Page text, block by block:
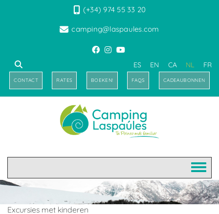
(+34) 974 55 33 20
camping@laspaules.com
ES EN CA NL FR
CONTACT RATES BOEKEN! FAQS CADEAUBONNEN
Excursies met kinderen